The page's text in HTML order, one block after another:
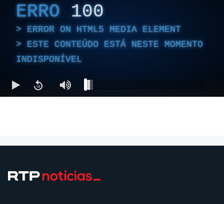
ERRO 100
ERROR ON HTML5 MEDIA ELEMENT
ESTE CONTEÚDO ESTÁ NESTE MOMENTO
INDISPONÍVEL